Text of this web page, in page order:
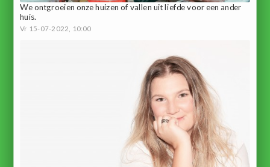
We ontgroeien onze huizen of vallen uit liefde voor een ander
huis.
Vr 15-07-2022, 10:00